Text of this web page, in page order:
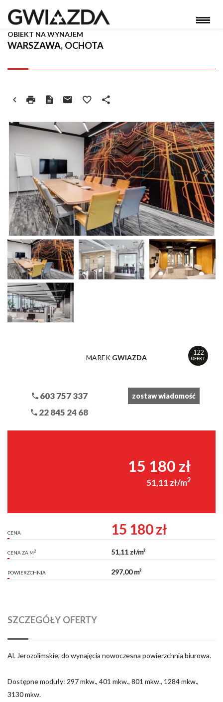
WARSZAWA, OCHOTA
OBIEKT NA WYNAJEM
122
OFERT
MAREK GWIAZDA
603 757 337
22 845 24 68
zostaw wiadomość
15 180 zł
51,11 zł/m2
CENA 15 180 zł
CENA ZA M2 51,11 zł/m²
POWIERZCHNIA 297,00 m²
SZCZEGÓŁY OFERTY
Al. Jerozolimskie, do wynajęcia nowoczesna powierzchnia biurowa.
Dostępne moduły: 297 mkw., 401 mkw., 801 mkw., 1284 mkw.,
3130 mkw.